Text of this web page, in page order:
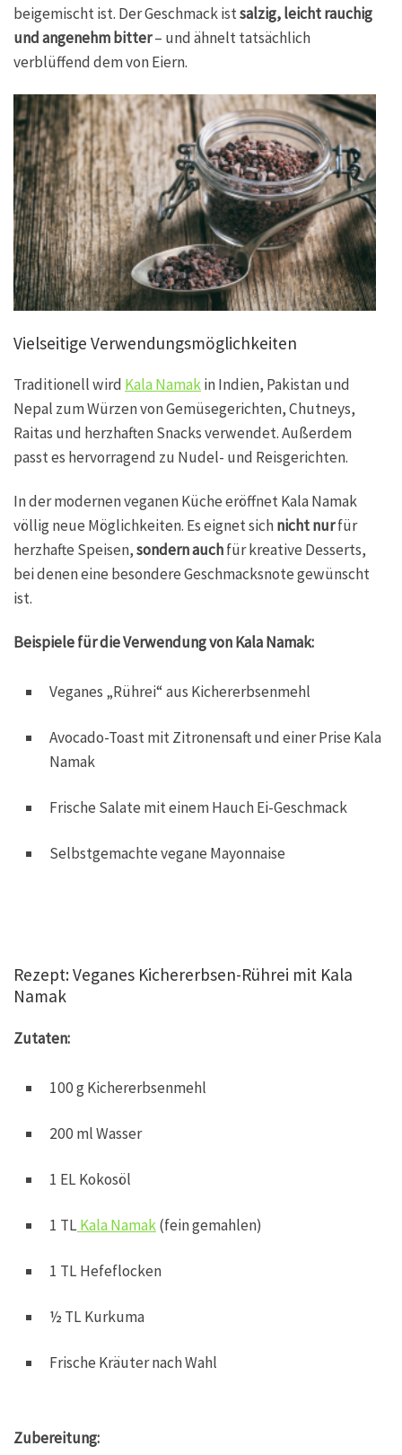
beigemischt ist. Der Geschmack istsalzig, leicht rauchig
und angenehm bitter– und ähnelt tatsächlich
verblüffend dem von Eiern.
Vielseitige Verwendungsmöglichkeiten
Traditionell wird Kala Namakin Indien, Pakistan und
Nepal zum Würzen von Gemüsegerichten, Chutneys,
Raitas und herzhaften Snacks verwendet. Außerdem
passt es hervorragend zu Nudel- und Reisgerichten.
In der modernen veganen Küche eröffnet Kala Namak
völlig neue Möglichkeiten. Es eignet sichnicht nurfür
herzhafte Speisen,sondern auchfür kreative Desserts,
bei denen eine besondere Geschmacksnote gewünscht
ist.
Beispiele für die Verwendung von Kala Namak:
Veganes „Rührei“ aus Kichererbsenmehl
Avocado-Toast mit Zitronensaft und einer Prise Kala
Namak
Frische Salate mit einem Hauch Ei-Geschmack
Selbstgemachte vegane Mayonnaise
Rezept: Veganes Kichererbsen-Rührei mit Kala
Namak
Zutaten:
100 g Kichererbsenmehl
200 ml Wasser
1 EL Kokosöl
1 TLKala Namak(fein gemahlen)
1 TL Hefeflocken
½ TL Kurkuma
Frische Kräuter nach Wahl
Zubereitung: